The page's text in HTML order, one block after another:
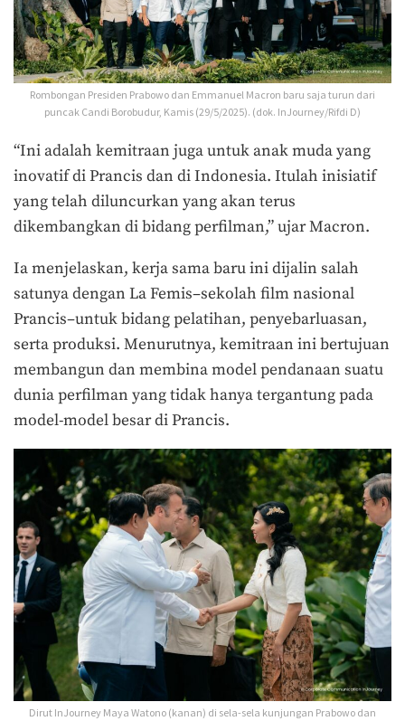
Rombongan Presiden Prabowo dan Emmanuel Macron baru saja turun dari
puncak Candi Borobudur, Kamis (29/5/2025). (dok. InJourney/Rifdi D)
“Ini adalah kemitraan juga untuk anak muda yang
inovatif di Prancis dan di Indonesia. Itulah inisiatif
yang telah diluncurkan yang akan terus
dikembangkan di bidang perfilman,” ujar Macron.
Ia menjelaskan, kerja sama baru ini dijalin salah
satunya dengan La Femis–sekolah film nasional
Prancis–untuk bidang pelatihan, penyebarluasan,
serta produksi. Menurutnya, kemitraan ini bertujuan
membangun dan membina model pendanaan suatu
dunia perfilman yang tidak hanya tergantung pada
model-model besar di Prancis.
Dirut InJourney Maya Watono (kanan) di sela-sela kunjungan Prabowo dan